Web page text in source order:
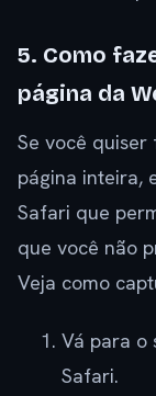
5. Como
página da
Se você
página inteira,
Safari que
que você não
Veja como
Vá para o
Safari.